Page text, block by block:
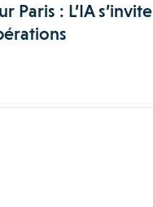
Paris : L’IA s’invite